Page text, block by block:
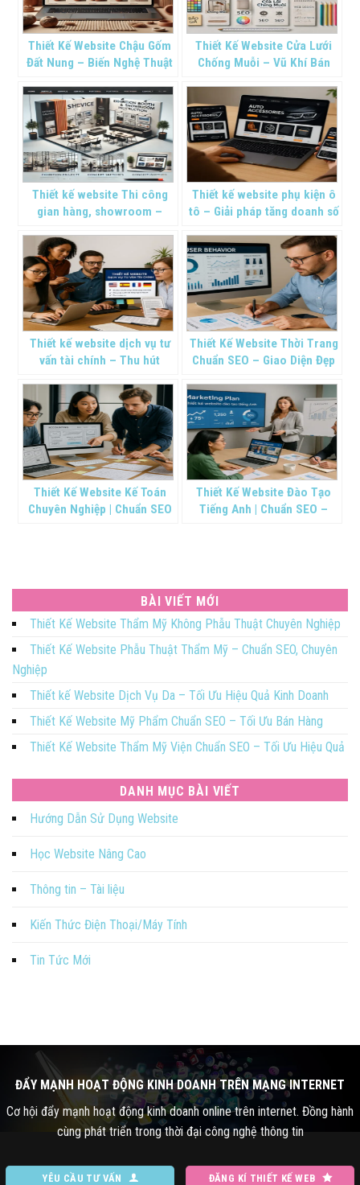
Thiết Kế Website Chậu Gốm
Đất Nung – Biến Nghệ Thuật
Số
Thiết Kế Website Cửa Lưới
Chống Muỗi – Vũ Khí Bán
Thiết kế website Thi công
gian hàng, showroom –
Thiết kế website phụ kiện ô
tô – Giải pháp tăng doanh số
Thiết kế website dịch vụ tư
vấn tài chính – Thu hút
Thiết Kế Website Thời Trang
Chuẩn SEO – Giao Diện Đẹp
Thiết Kế Website Kế Toán
Chuyên Nghiệp | Chuẩn SEO
Thiết Kế Website Đào Tạo
Tiếng Anh | Chuẩn SEO –
BÀI VIẾT MỚI
Thiết Kế Website Thẩm Mỹ Không Phẫu Thuật Chuyên Nghiệp
Thiết Kế Website Phẫu Thuật Thẩm Mỹ – Chuẩn SEO, Chuyên
Nghiệp
Thiết kế Website Dịch Vụ Da – Tối Ưu Hiệu Quả Kinh Doanh
Thiết Kế Website Mỹ Phẩm Chuẩn SEO – Tối Ưu Bán Hàng
Thiết Kế Website Thẩm Mỹ Viện Chuẩn SEO – Tối Ưu Hiệu Quả
DANH MỤC BÀI VIẾT
Hướng Dẫn Sử Dụng Website
Học Website Nâng Cao
Thông tin – Tài liệu
Kiến Thức Điện Thoại/Máy Tính
Tin Tức Mới
ĐẨY MẠNH HOẠT ĐỘNG KINH DOANH TRÊN MẠNG INTERNET
Cơ hội đẩy mạnh hoạt động kinh doanh online trên internet. Đồng hành
cùng phát triển trong thời đại công nghệ thông tin
YÊU CẦU TƯ VẤN ĐĂNG KÍ THIẾT KẾ WEB